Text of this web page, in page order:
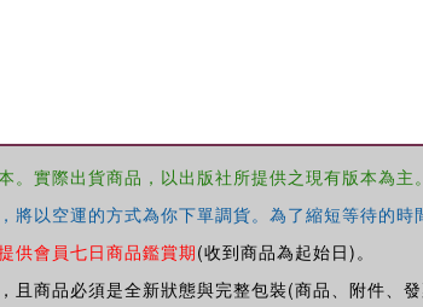
。實際出貨商品，以出版社所提供之現有版本為
將以空運的方式為你下單調貨。為了縮短等待的
供會員七日商品鑑賞期(收到商品為起始日)。
且商品必須是全新狀態與完整包裝(商品、附件、